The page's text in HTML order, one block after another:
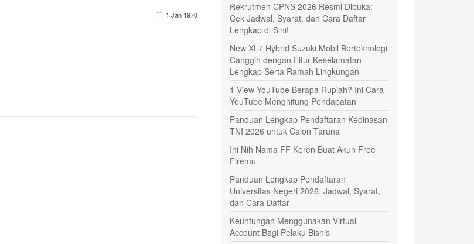
1 Jan 1970
Rekrutmen CPNS 2026 Resmi Dibuka:
Cek Jadwal, Syarat, dan Cara Daftar
Lengkap di Sini!
New XL7 Hybrid Suzuki Mobil Berteknologi
Canggih dengan Fitur Keselamatan
Lengkap Serta Ramah Lingkungan
1 View YouTube Berapa Rupiah? Ini Cara
YouTube Menghitung Pendapatan
Panduan Lengkap Pendaftaran Kedinasan
TNI 2026 untuk Calon Taruna
Ini Nih Nama FF Keren Buat Akun Free
Firemu
Panduan Lengkap Pendaftaran
Universitas Negeri 2026: Jadwal, Syarat,
dan Cara Daftar
Keuntungan Menggunakan Virtual
Account Bagi Pelaku Bisnis